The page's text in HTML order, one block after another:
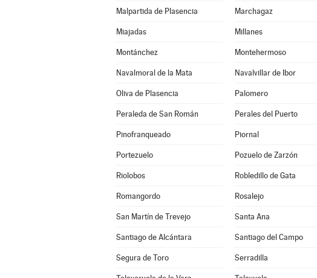
Malpartida de Plasencia Marchagaz
Miajadas Millanes
Montánchez Montehermoso
Navalmoral de la Mata Navalvillar de Ibor
Oliva de Plasencia Palomero
Peraleda de San Román Perales del Puerto
Pinofranqueado Piornal
Portezuelo Pozuelo de Zarzón
Riolobos Robledillo de Gata
Romangordo Rosalejo
San Martín de Trevejo Santa Ana
Santiago de Alcántara Santiago del Campo
Segura de Toro Serradilla